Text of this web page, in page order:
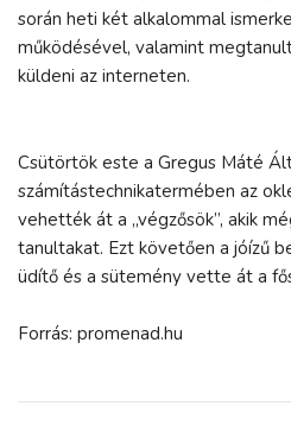
során heti két alkalommal
működésével, valamint
küldeni az interneten.
Csütörtök este a Gregus Máté
számítástechnikatermében az
vehették át a „végzősök”, akik
tanultakat. Ezt követően a jóízű
üdítő és a sütemény vette át a
Forrás: promenad.hu